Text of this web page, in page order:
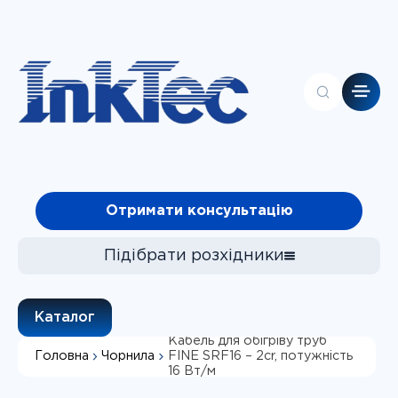
Отримати консультацію
Підібрати розхідники
Підібрати
Фотопапір
СБПЧ
Головна
Контакти
Клієнтам
Каталог
Головна Чорнила
Кабель для обігріву труб
FINE SRF16 – 2cr, потужність
16 Вт/м